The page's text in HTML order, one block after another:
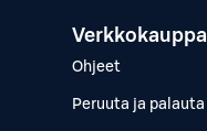
Verkkokauppa
Ohjeet
Peruuta ja palauta